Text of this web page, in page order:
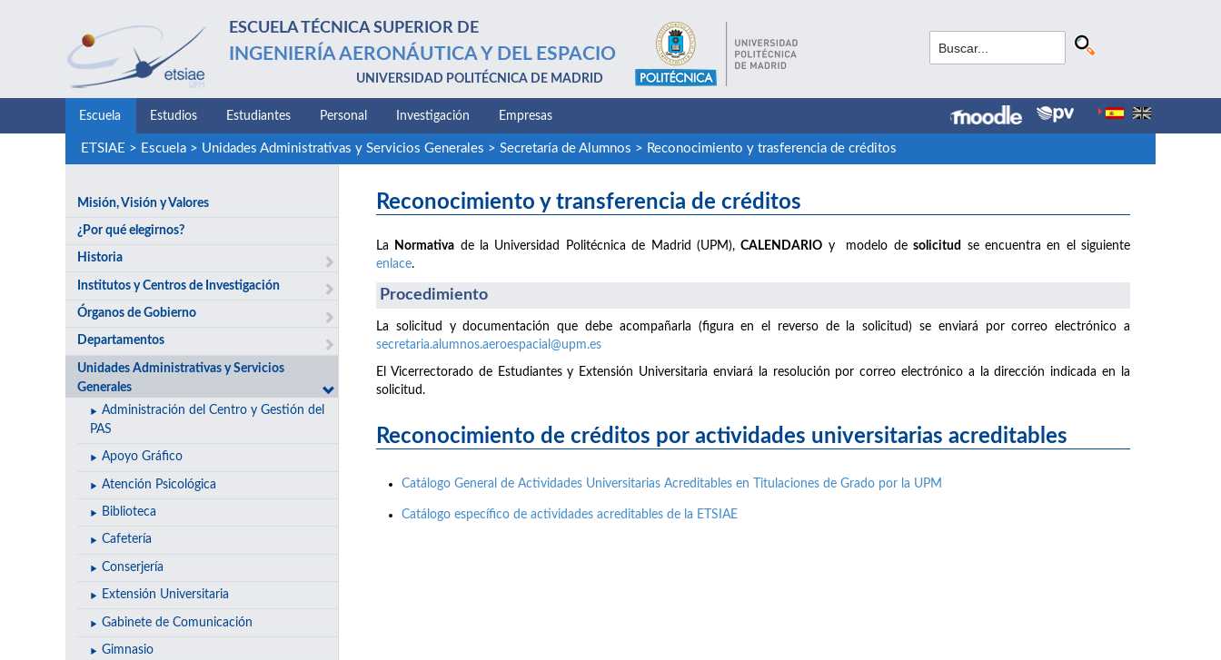
ESCUELA TÉCNICA SUPERIOR DE
INGENIERÍA AERONÁUTICA Y DEL ESPACIO
UNIVERSIDAD POLITÉCNICA DE MADRID
Escuela Estudios Estudiantes Personal Investigación Empresas
ETSIAE > Escuela> Unidades Administrativas y Servicios Generales > Secretaría de Alumnos > Reconocimiento y trasferencia de créditos
Misión, Visión y Valores
¿Por qué elegirnos?
Historia
Institutos y Centros de Investigación
Órganos de Gobierno
Departamentos
Unidades Administrativas y Servicios
Generales
Administración del Centro y Gestión del
PAS
Apoyo Gráfico
Atención Psicológica
Biblioteca
Cafetería
Conserjería
Extensión Universitaria
Gabinete de Comunicación
Gimnasio
Reconocimiento y transferencia de créditos
La Normativa de la Universidad Politécnica de Madrid (UPM),CALENDARIO y modelo desolicitud
se encuentra en el siguiente
enlace.
Procedimiento
La solicitud y documentación que debe acompañarla (figura en el reverso de la solicitud) se enviará por correo electrónico a
secretaria.alumnos.aeroespacial@upm.es
El Vicerrectorado de Estudiantes y Extensión Universitaria enviará la resolución por correo electrónico a la dirección indicada en la
solicitud.
Reconocimiento de créditos por actividades universitarias acreditables
Catálogo General de Actividades Universitarias Acreditables en Titulaciones de Grado por la UPM
Catálogo específico de actividades acreditables de la ETSIAE